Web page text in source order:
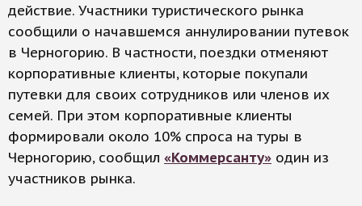
действие. Участники туристического рынка
сообщили о начавшемся аннулировании путевок
в Черногорию. В частности, поездки отменяют
корпоративные клиенты, которые покупали
путевки для своих сотрудников или членов их
семей. При этом корпоративные клиенты
формировали около 10% спроса на туры в
Черногорию, сообщил «Коммерсанту» один из
участников рынка.